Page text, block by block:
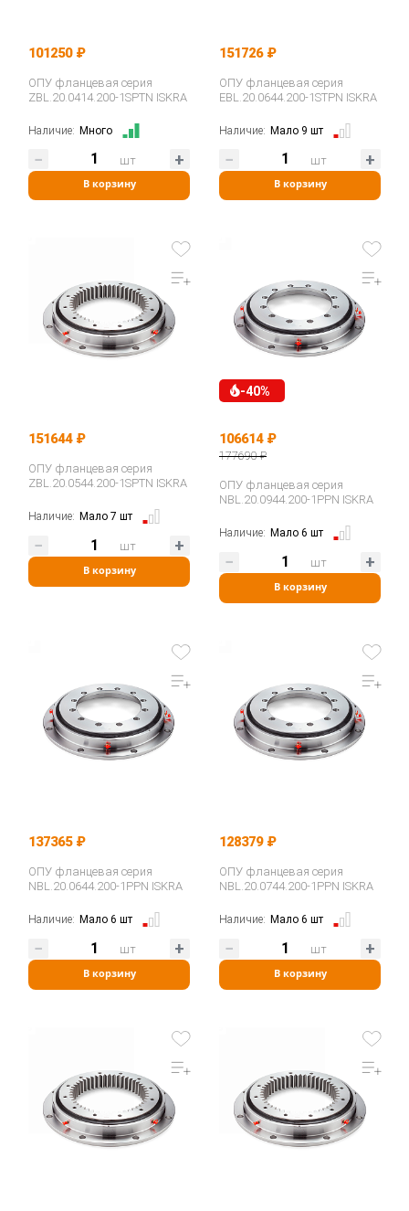
101250 ₽
ОПУ фланцевая серия
ZBL.20.0414.200-1SPTN ISKRA
Наличие: Много
В корзину
шт
151726 ₽
ОПУ фланцевая серия
EBL.20.0644.200-1STPN ISKRA
Наличие: Мало 9 шт
В корзину
шт
151644 ₽
ОПУ фланцевая серия
ZBL.20.0544.200-1SPTN ISKRA
Наличие: Мало 7 шт
В корзину
шт
-40%
106614 ₽
177690 ₽
ОПУ фланцевая серия
NBL.20.0944.200-1PPN ISKRA
Наличие: Мало 6 шт
В корзину
шт
137365 ₽
ОПУ фланцевая серия
NBL.20.0644.200-1PPN ISKRA
Наличие: Мало 6 шт
В корзину
шт
128379 ₽
ОПУ фланцевая серия
NBL.20.0744.200-1PPN ISKRA
Наличие: Мало 6 шт
В корзину
шт